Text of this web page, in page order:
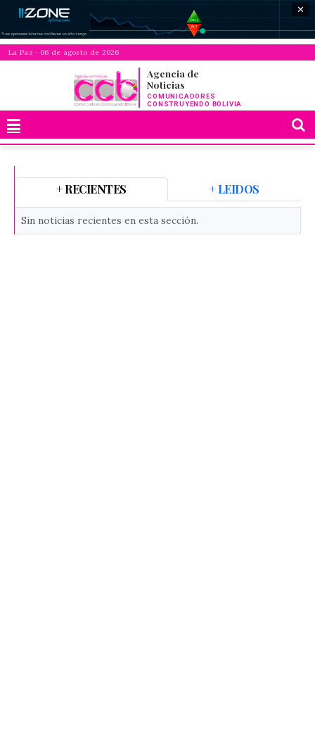
✕
La Paz · 06 de agosto de 2026
Agencia de
Noticias
COMUNICADORES
CONSTRUYENDO BOLIVIA
+ RECIENTES + LEIDOS
Sin noticias recientes en esta sección.